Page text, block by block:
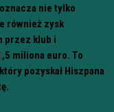
nie tylko
również zysk
przez klub i
miliona euro. To
pozyskał Hiszpana